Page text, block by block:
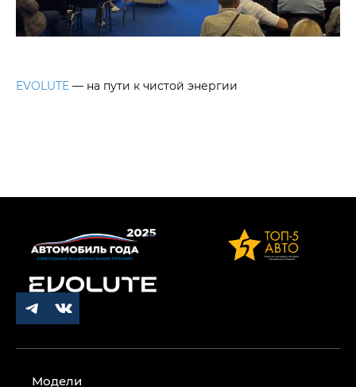
EVOLUTE — на пути к чистой энергии
Модели